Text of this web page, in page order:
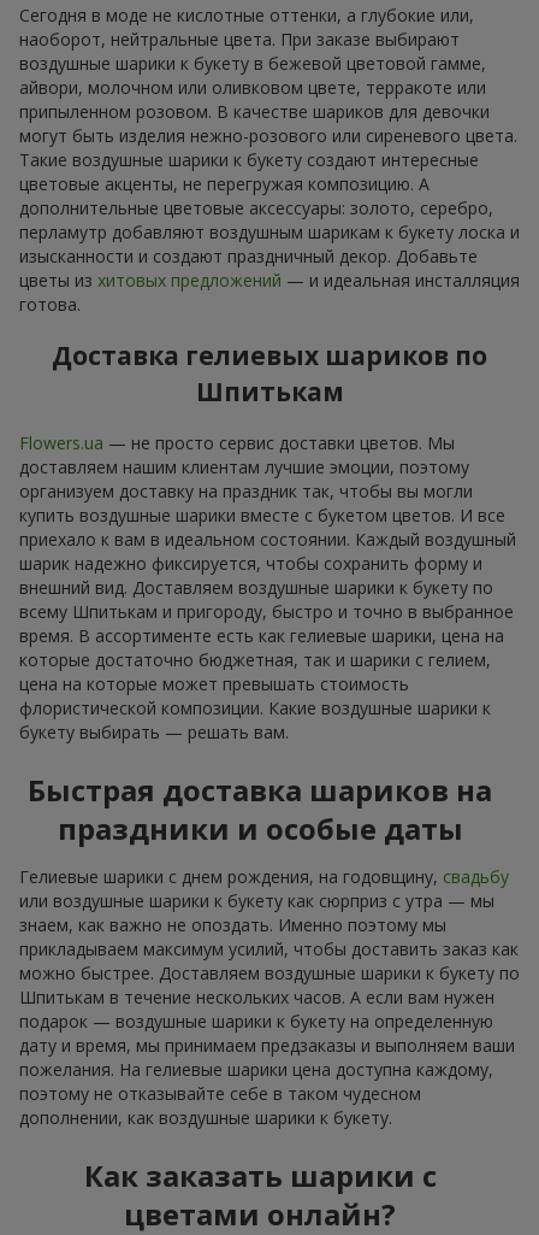
Сегодня в моде не кислотные оттенки, а глубокие или,
наоборот, нейтральные цвета. При заказе выбирают
воздушные шарики к букету в бежевой цветовой гамме,
айвори, молочном или оливковом цвете, терракоте или
припыленном розовом. В качестве шариков для девочки
могут быть изделия нежно-розового или сиреневого цвета.
Такие воздушные шарики к букету создают интересные
цветовые акценты, не перегружая композицию. А
дополнительные цветовые аксессуары: золото, серебро,
перламутр добавляют воздушным шарикам к букету лоска и
изысканности и создают праздничный декор. Добавьте
цветы из хитовых предложений — и идеальная инсталляция
готова.
Доставка гелиевых шариков по
Шпитькам
Flowers.ua — не просто сервис доставки цветов. Мы
доставляем нашим клиентам лучшие эмоции, поэтому
организуем доставку на праздник так, чтобы вы могли
купить воздушные шарики вместе с букетом цветов. И все
приехало к вам в идеальном состоянии. Каждый воздушный
шарик надежно фиксируется, чтобы сохранить форму и
внешний вид. Доставляем воздушные шарики к букету по
всему Шпитькам и пригороду, быстро и точно в выбранное
время. В ассортименте есть как гелиевые шарики, цена на
которые достаточно бюджетная, так и шарики с гелием,
цена на которые может превышать стоимость
флористической композиции. Какие воздушные шарики к
букету выбирать — решать вам.
Быстрая доставка шариков на
праздники и особые даты
Гелиевые шарики с днем рождения, на годовщину, свадьбу
или воздушные шарики к букету как сюрприз с утра — мы
знаем, как важно не опоздать. Именно поэтому мы
прикладываем максимум усилий, чтобы доставить заказ как
можно быстрее. Доставляем воздушные шарики к букету по
Шпитькам в течение нескольких часов. А если вам нужен
подарок — воздушные шарики к букету на определенную
дату и время, мы принимаем предзаказы и выполняем ваши
пожелания. На гелиевые шарики цена доступна каждому,
поэтому не отказывайте себе в таком чудесном
дополнении, как воздушные шарики к букету.
Как заказать шарики с
цветами онлайн?